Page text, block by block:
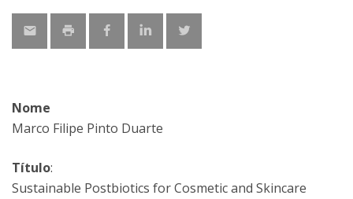
Nome
Marco Filipe Pinto Duarte
Título:
Sustainable Postbiotics for Cosmetic and Skincare